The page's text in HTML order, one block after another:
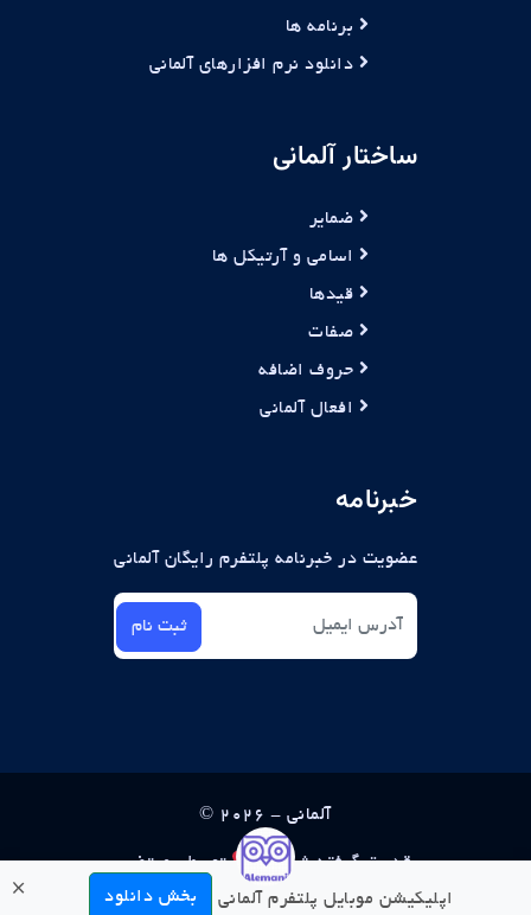
برنامه ها
دانلود نرم افزارهای آلمانی
ساختار آلمانی
ضمایر
اسامی و آرتیکل ها
قیدها
صفات
حروف اضافه
افعال آلمانی
خبرنامه
عضویت در خبرنامه پلتفرم رایگان آلمانی
ثبت نام
© آلمانی - 2026
قدرت گرفته شده از
توسط : مرتضی
غلام نژاد
اپلیکیشن موبایل پلتفرم آلمانی بخش دانلود ×